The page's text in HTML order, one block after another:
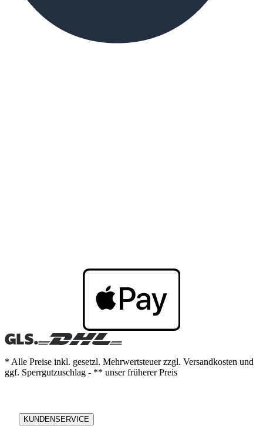
* Alle Preise inkl. gesetzl. Mehrwertsteuer zzgl. Versandkosten und
ggf. Sperrgutzuschlag - ** unser früherer Preis
KUNDENSERVICE